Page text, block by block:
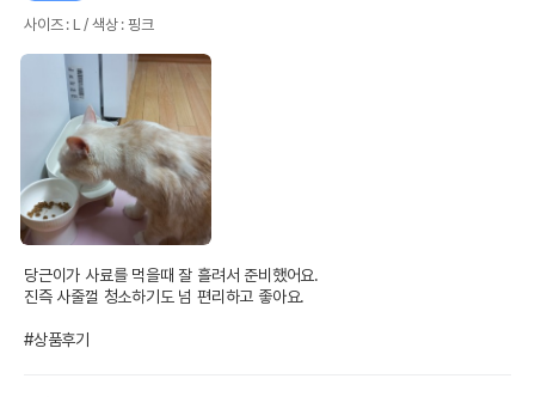
사이즈 : L / 색상 : 핑크
당근이가 사료를 먹을때 잘 흘려서 준비했어요.
진즉 사줄껄 청소하기도 넘 편리하고 좋아요.
#상품후기